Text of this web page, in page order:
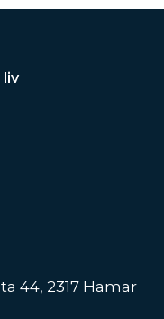
liv
44, 2317 Hamar